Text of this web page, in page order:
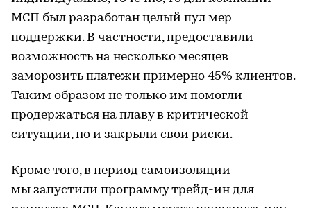
МСП был разработан целый пул мер
поддержки. В частности, предоставили
возможность на несколько месяцев
заморозить платежи примерно 45% клиентов.
Таким образом не только им помогли
продержаться на плаву в критической
ситуации, но и закрыли свои риски.
Кроме того, в период самоизоляции
мы запустили программу трейд-ин для